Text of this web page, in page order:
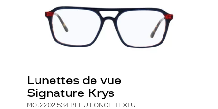
Lunettes de vue
Signature Krys
MOJ2202 534 BLEU FONCE TEXTU